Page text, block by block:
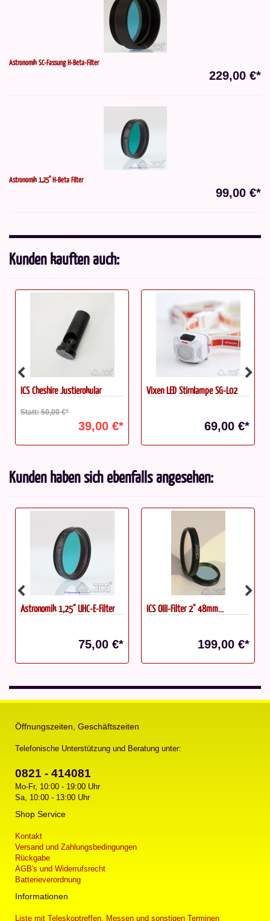
Astronomik SC-Fassung H-Beta-Filter
229,00 €*
Astronomik 1,25" H-Beta Filter
99,00 €*
Kunden kauften auch:
ICS Cheshire Justierokular
Statt: 50,00 €*
39,00 €*
Vixen LED Stirnlampe SG-L02
69,00 €*
Kunden haben sich ebenfalls angesehen:
Astronomik 1,25" UHC-E-Filter
75,00 €*
ICS OIII-Filter 2'' 48mm...
199,00 €*
Öffnungszeiten, Geschäftszeiten
Telefonische Unterstützung und Beratung unter:
0821 - 414081
Mo-Fr, 10:00 - 19:00 Uhr
Sa, 10:00 - 13:00 Uhr
Shop Service
Kontakt
Versand und Zahlungsbedingungen
Rückgabe
AGB's und Widerrufsrecht
Batterieverordnung
Informationen
Liste mit Teleskoptreffen, Messen und sonstigen Terminen